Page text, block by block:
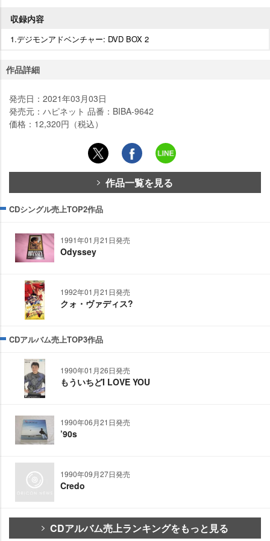
収録内容
1.デジモンアドベンチャー: DVD BOX 2
作品詳細
発売日：2021年03月03日
発売元：ハピネット 品番：BIBA-9642
価格：12,320円（税込）
作品一覧を見る
CDシングル売上TOP2作品
1991年01月21日発売
Odyssey
1992年01月21日発売
クォ・ヴァディス?
CDアルバム売上TOP3作品
1990年01月26日発売
もういちどI LOVE YOU
1990年06月21日発売
’90s
1990年09月27日発売
Credo
CDアルバム売上ランキングをもっと見る